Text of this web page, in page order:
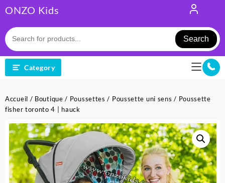
to
content
ONZO Kids
Search
Category
Accueil / Boutique / Poussettes / Poussette uni sens / Poussette
fisher toronto 4 | hauck